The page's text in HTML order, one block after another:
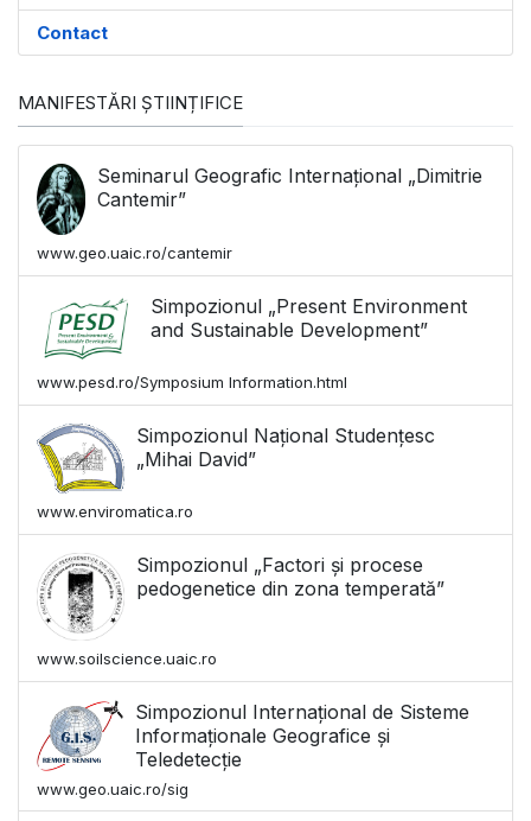
Contact
MANIFESTĂRI ȘTIINȚIFICE
Seminarul Geografic Internațional „Dimitrie
Cantemir”
www.geo.uaic.ro/cantemir
Simpozionul „Present Environment
and Sustainable Development”
www.pesd.ro/Symposium Information.html
Simpozionul Național Studențesc
„Mihai David”
www.enviromatica.ro
Simpozionul „Factori și procese
pedogenetice din zona temperată”
www.soilscience.uaic.ro
Simpozionul Internațional de Sisteme
Informaționale Geografice și
Teledetecție
www.geo.uaic.ro/sig